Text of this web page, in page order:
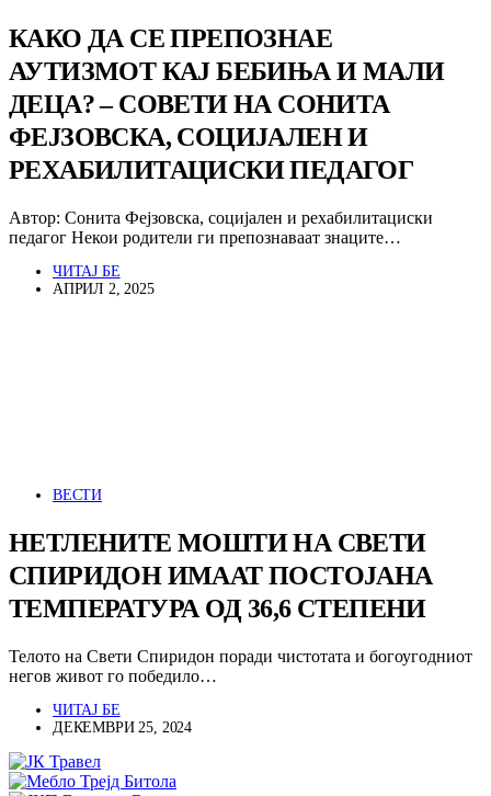
КАКО ДА СЕ ПРЕПОЗНАЕ
АУТИЗМОТ КАЈ БЕБИЊА И МАЛИ
ДЕЦА? – СОВЕТИ НА СОНИТА
ФЕЈЗОВСКА, СОЦИЈАЛЕН И
РЕХАБИЛИТАЦИСКИ ПЕДАГОГ
Автор: Сонита Фејзовска, социјален и рехабилитациски
педагог Некои родители ги препознаваат знаците…
ЧИТАЈ БЕ
АПРИЛ 2, 2025
ВЕСТИ
НЕТЛЕНИТЕ МОШТИ НА СВЕТИ
СПИРИДОН ИМААТ ПОСТОЈАНА
ТЕМПЕРАТУРА ОД 36,6 СТЕПЕНИ
Телото на Свети Спиридон поради чистотата и богоугодниот
негов живот го победило…
ЧИТАЈ БЕ
ДЕКЕМВРИ 25, 2024